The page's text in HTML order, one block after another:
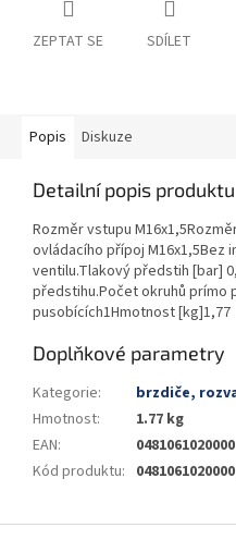
ZEPTAT SE SDÍLET
Popis Diskuze
Detailní popis produktu
Rozměr vstupu
ovládacího přípoj
ventilu.Tlakový předstih [bar]
předstihu.Počet okruhů prímo
pusobících1Hmotnost [kg]1,77
Doplňkové parametry
Kategorie:
brzdiče,
Hmotnost:
1.77 kg
EAN:
0481061020000
Kód produktu: